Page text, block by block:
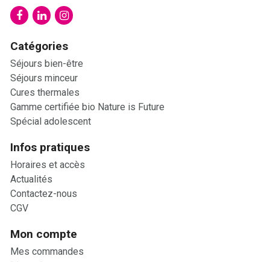
Catégories
Séjours bien-être
Séjours minceur
Cures thermales
Gamme certifiée bio Nature is Future
Spécial adolescent
Infos pratiques
Horaires et accès
Actualités
Contactez-nous
CGV
Mon compte
Mes commandes